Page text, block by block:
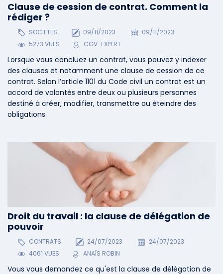
Clause de cession de contrat. Comment la
rédiger ?
SOCIETES 09/11/2023
09/11/2023
5273 VUES
CGV-EXPERT
Lorsque vous concluez un contrat, vous pouvez y indexer
des clauses et notamment une clause de cession de ce
contrat. Selon l’article 1101 du Code civil un contrat est un
accord de volontés entre deux ou plusieurs personnes
destiné à créer, modifier, transmettre ou éteindre des
obligations.
Droit du travail : la clause de délégation de
pouvoir
CONTRATS 24/07/2023
24/07/2023
4061 VUES
ANAÏS ROBIN
Vous vous demandez ce qu'est la clause de délégation de